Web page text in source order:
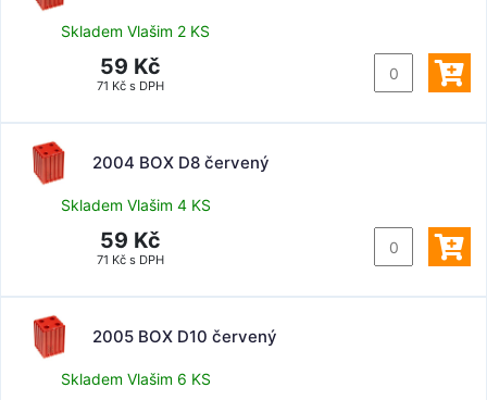
Skladem Vlašim 2 KS
59 Kč
71 Kč s DPH
2004 BOX D8 červený
Skladem Vlašim 4 KS
59 Kč
71 Kč s DPH
2005 BOX D10 červený
Skladem Vlašim 6 KS